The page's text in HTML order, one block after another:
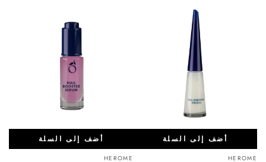
بائع:
HEROME
أضف إلى السلة
بائع:
HEROME
أضف إلى السلة